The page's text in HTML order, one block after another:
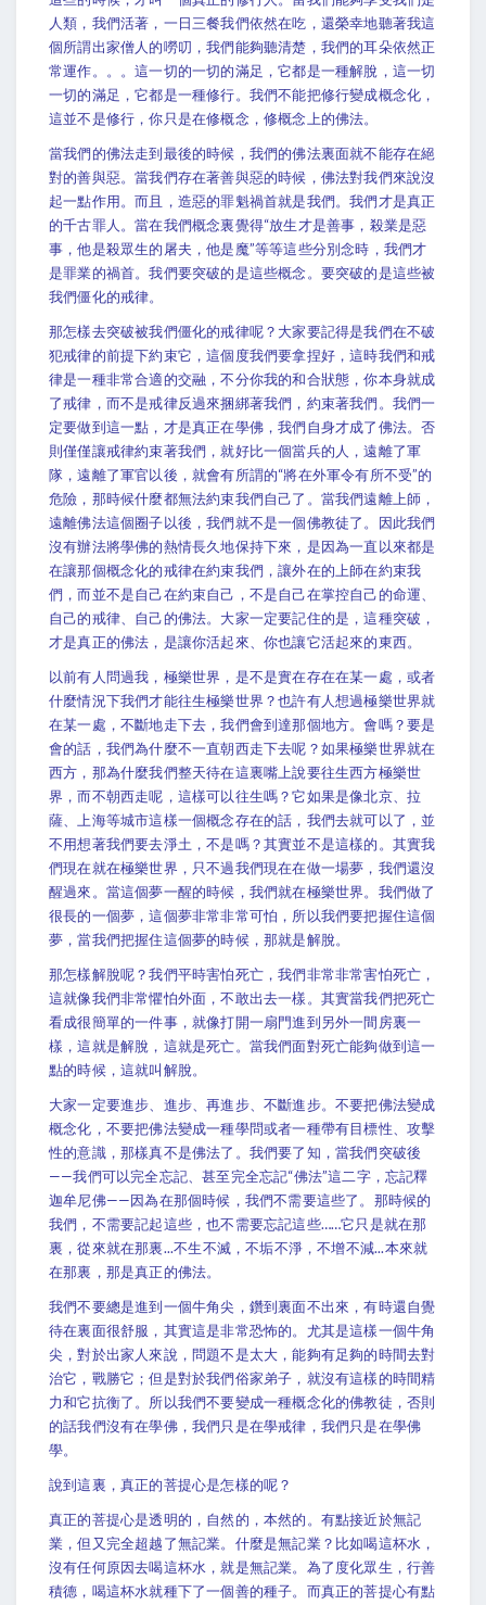
人類，我們活著，一日三餐我們依然在吃，還榮幸地聽著我這
個所謂出家僧人的嘮叨，我們能夠聽清楚，我們的耳朵依然正
常運作。。。這一切的一切的滿足，它都是一種解脫，這一切
一切的滿足，它都是一種修行。我們不能把修行變成概念化，
這並不是修行，你只是在修概念，修概念上的佛法。
當我們的佛法走到最後的時候，我們的佛法裏面就不能存在絕
對的善與惡。當我們存在著善與惡的時候，佛法對我們來說沒
起一點作用。而且，造惡的罪魁禍首就是我們。我們才是真正
的千古罪人。當在我們概念裏覺得“放生才是善事，殺業是惡
事，他是殺眾生的屠夫，他是魔”等等這些分別念時，我們才
是罪業的禍首。我們要突破的是這些概念。要突破的是這些被
我們僵化的戒律。
那怎樣去突破被我們僵化的戒律呢？大家要記得是我們在不破
犯戒律的前提下約束它，這個度我們要拿捏好，這時我們和戒
律是一種非常合適的交融，不分你我的和合狀態，你本身就成
了戒律，而不是戒律反過來捆綁著我們，約束著我們。我們一
定要做到這一點，才是真正在學佛，我們自身才成了佛法。否
則僅僅讓戒律約束著我們，就好比一個當兵的人，遠離了軍
隊，遠離了軍官以後，就會有所謂的“將在外軍令有所不受”的
危險，那時候什麼都無法約束我們自己了。當我們遠離上師，
遠離佛法這個圈子以後，我們就不是一個佛教徒了。因此我們
沒有辦法將學佛的熱情長久地保持下來，是因為一直以來都是
在讓那個概念化的戒律在約束我們，讓外在的上師在約束我
們，而並不是自己在約束自己，不是自己在掌控自己的命運、
自己的戒律、自己的佛法。大家一定要記住的是，這種突破，
才是真正的佛法，是讓你活起來、你也讓它活起來的東西。
以前有人問過我，極樂世界，是不是實在存在在某一處，或者
什麼情況下我們才能往生極樂世界？也許有人想過極樂世界就
在某一處，不斷地走下去，我們會到達那個地方。會嗎？要是
會的話，我們為什麼不一直朝西走下去呢？如果極樂世界就在
西方，那為什麼我們整天待在這裏嘴上說要往生西方極樂世
界，而不朝西走呢，這樣可以往生嗎？它如果是像北京、拉
薩、上海等城市這樣一個概念存在的話，我們去就可以了，並
不用想著我們要去淨土，不是嗎？其實並不是這樣的。其實我
們現在就在極樂世界，只不過我們現在在做一場夢，我們還沒
醒過來。當這個夢一醒的時候，我們就在極樂世界。我們做了
很長的一個夢，這個夢非常非常可怕，所以我們要把握住這個
夢，當我們把握住這個夢的時候，那就是解脫。
那怎樣解脫呢？我們平時害怕死亡，我們非常非常害怕死亡，
這就像我們非常懼怕外面，不敢出去一樣。其實當我們把死亡
看成很簡單的一件事，就像打開一扇門進到另外一間房裏一
樣，這就是解脫，這就是死亡。當我們面對死亡能夠做到這一
點的時候，這就叫解脫。
大家一定要進步、進步、再進步、不斷進步。不要把佛法變成
概念化，不要把佛法變成一種學問或者一種帶有目標性、攻擊
性的意識，那樣真不是佛法了。我們要了知，當我們突破後
——我們可以完全忘記、甚至完全忘記“佛法”這二字，忘記釋
迦牟尼佛——因為在那個時候，我們不需要這些了。那時候的
我們，不需要記起這些，也不需要忘記這些……它只是就在那
裏，從來就在那裏...不生不滅，不垢不淨，不增不減...本來就
在那裏，那是真正的佛法。
我們不要總是進到一個牛角尖，鑽到裏面不出來，有時還自覺
待在裏面很舒服，其實這是非常恐怖的。尤其是這樣一個牛角
尖，對於出家人來說，問題不是太大，能夠有足夠的時間去對
治它，戰勝它；但是對於我們俗家弟子，就沒有這樣的時間精
力和它抗衡了。所以我們不要變成一種概念化的佛教徒，否則
的話我們沒有在學佛，我們只是在學戒律，我們只是在學佛
學。
說到這裏，真正的菩提心是怎樣的呢？
真正的菩提心是透明的，自然的，本然的。有點接近於無記
業，但又完全超越了無記業。什麼是無記業？比如喝這杯水，
沒有任何原因去喝這杯水，就是無記業。為了度化眾生，行善
積德，喝這杯水就種下了一個善的種子。而真正的菩提心有點